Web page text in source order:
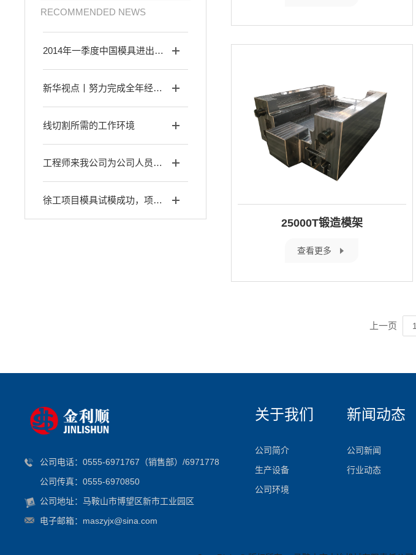
RECOMMENDED NEWS
2014年一季度中国模具进出口总额同比增长18.11%
新华视点丨努力完成全年经济社会发展目标任务——从中央政治局会议看下半年经济工作部署
线切割所需的工作环境
工程师来我公司为公司人员进行培训 我公司热情接待
徐工项目模具试模成功，项目成功交付
25000T锻造模架
查看更多
上一页 1
公司电话：0555-6971767（销售部）/6971778
公司传真：0555-6970850
公司地址：马鞍山市博望区新市工业园区
电子邮箱：maszyjx@sina.com
关于我们
公司简介
生产设备
公司环境
新闻动态
公司新闻
行业动态